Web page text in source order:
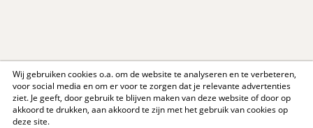
Wij gebruiken cookies o.a. om de website te analyseren en te verbeteren,
voor social media en om er voor te zorgen dat je relevante advertenties
ziet. Je geeft, door gebruik te blijven maken van deze website of door op
akkoord te drukken, aan akkoord te zijn met het gebruik van cookies op
deze site.